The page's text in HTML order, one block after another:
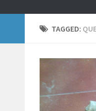
TAGGED: